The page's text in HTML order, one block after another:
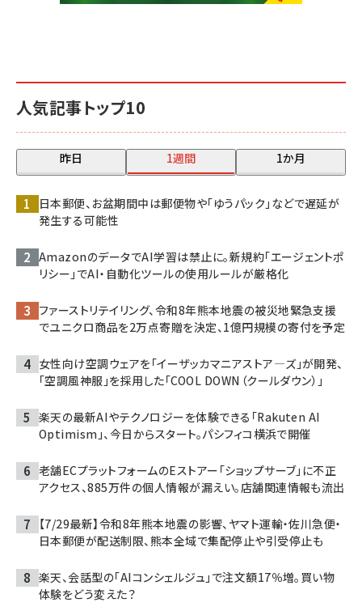
人気記事トップ10
昨日 1週間 1か月
日本郵便、お盆期間中は郵便物や「ゆうパック」などで遅延が
発生する可能性
AmazonのデータでAI学習は禁止に。新規約「エージェントポ
リシー」でAI・自動化ツールの使用ルールが厳格化
ファーストリテイリング、令和8年熊本地震の被災地緊急支援
でユニクロ商品を2万点寄贈を決定、1億円規模の寄付を予定
女性向け空調ウェアを「イーザッカマニアストア―ズ」が開発、
「空調風神服」を採用した「COOL DOWN（クールダウン）」
楽天の最新AIやテクノロジーを体験できる「Rakuten AI
Optimism」、今日からスタート。パシフィコ横浜で開催
老舗ECプラットフォームのEストアー「ショップサーブ」に不正
アクセス、885万件の個人情報が漏えい。店舗関連情報も流出
【7/29最新】令和8年熊本地震の影響、ヤマト運輸・佐川急便・
日本郵便が配送制限、熊本全域で集配停止や引受停止も
楽天、会話型の「AIコンシェルジュ」で注文額17％増。買い物
体験をどう変えた？